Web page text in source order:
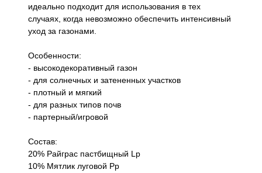
идеально подходит для использования в тех
случаях, когда невозможно обеспечить интенсивный
уход за газонами.
Особенности:
- высокодекоративный газон
- для солнечных и затененных участков
- плотный и мягкий
- для разных типов почв
- партерный/игровой
Состав:
20% Райграс пастбищный Lp
10% Мятлик луговой Pp